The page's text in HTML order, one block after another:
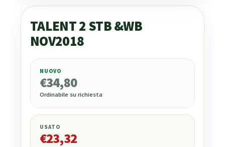
TALENT 2 STB &WB
NOV2018
34,80
NUOVO
€34,80
Ordinabile su richiesta
USATO
€23,32